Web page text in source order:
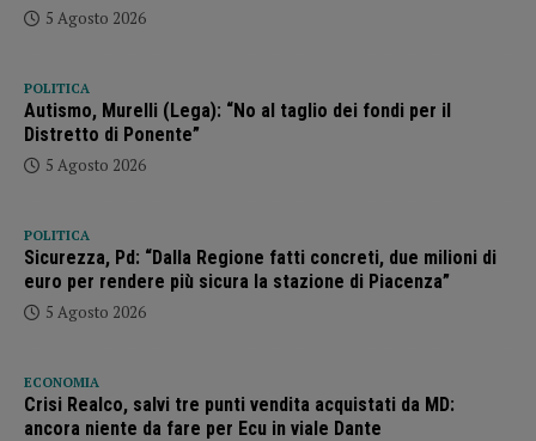
5 Agosto 2026
POLITICA
Autismo, Murelli (Lega): “No al taglio dei fondi per il
Distretto di Ponente”
5 Agosto 2026
POLITICA
Sicurezza, Pd: “Dalla Regione fatti concreti, due milioni di
euro per rendere più sicura la stazione di Piacenza”
5 Agosto 2026
ECONOMIA
Crisi Realco, salvi tre punti vendita acquistati da MD:
ancora niente da fare per Ecu in viale Dante